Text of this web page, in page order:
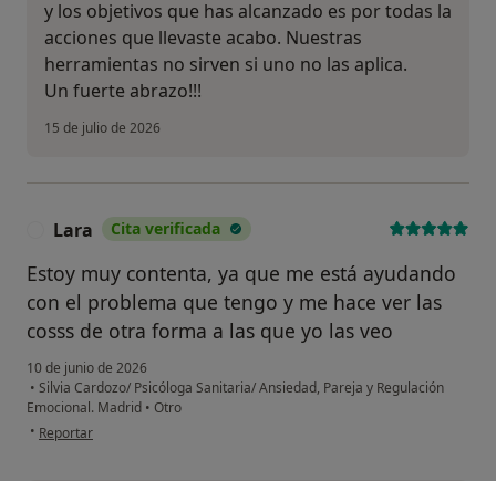
y los objetivos que has alcanzado es por todas la
acciones que llevaste acabo. Nuestras
herramientas no sirven si uno no las aplica.
Un fuerte abrazo!!!
15 de julio de 2026
Lara Cita verificada
Estoy muy contenta, ya que me está ayudando
con el problema que tengo y me hace ver las
cosss de otra forma a las que yo las veo
10 de junio de 2026
• Silvia Cardozo/ Psicóloga Sanitaria/ Ansiedad, Pareja y Regulación
Emocional. Madrid • Otro
• en opinión del usuario Lara
Reportar